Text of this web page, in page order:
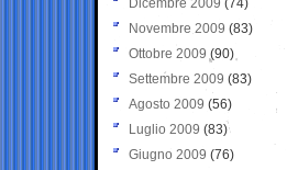
Dicembre 2009 (74)
Novembre 2009 (83)
Ottobre 2009 (90)
Settembre 2009 (83)
Agosto 2009 (56)
Luglio 2009 (83)
Giugno 2009 (76)